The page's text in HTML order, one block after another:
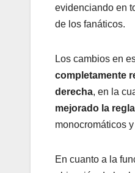
evidenciando en
de los fanáticos.
Los cambios en
completamente
derecha, en la
mejorado la
monocromáticos
En cuanto a la